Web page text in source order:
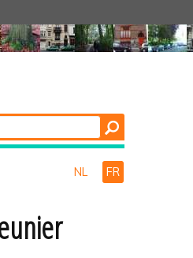
NL FR